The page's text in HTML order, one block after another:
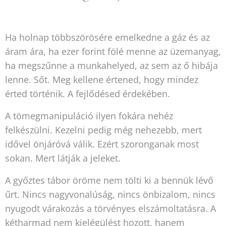
Ha holnap többszörösére emelkedne a gáz és az
áram ára, ha ezer forint fölé menne az üzemanyag,
ha megszűnne a munkahelyed, az sem az ő hibája
lenne. Sőt. Meg kellene értened, hogy mindez
érted történik. A fejlődésed érdekében.
A tömegmanipuláció ilyen fokára nehéz
felkészülni. Kezelni pedig még nehezebb, mert
idővel önjáróvá válik. Ezért szoronganak most
sokan. Mert látják a jeleket.
A győztes tábor öröme nem tölti ki a bennük lévő
űrt. Nincs nagyvonalúság, nincs önbizalom, nincs
nyugodt várakozás a törvényes elszámoltatásra. A
kétharmad nem kielégülést hozott, hanem